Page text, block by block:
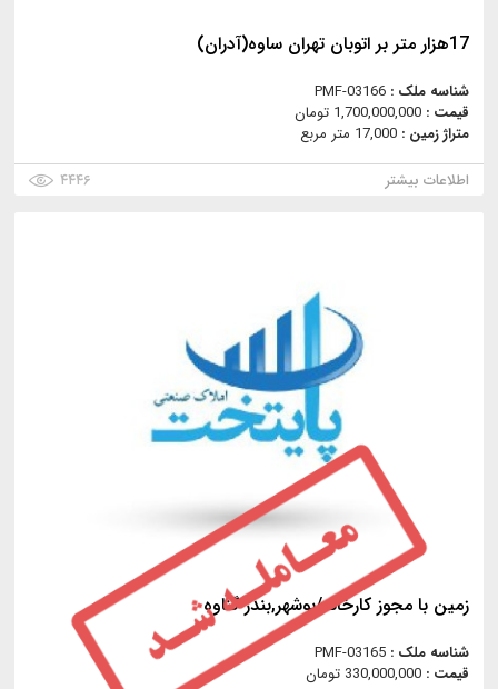
17هزار متر بر اتوبان تهران ساوه(آدران)
شناسه ملک : PMF-03166
قیمت : 1,700,000,000 تومان
متراژ زمین : 17,000 متر مربع
اطلاعات بیشتر
۴۴۴۶
زمین با مجوز کارخانه/بوشهر,بندر گناوه
شناسه ملک : PMF-03165
قیمت : 330,000,000 تومان